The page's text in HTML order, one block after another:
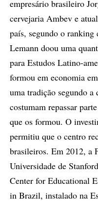
empresário brasileiro
cervejaria Ambev e
país, segundo o ranking
Lemann doou uma
para Estudos Latino-
formou em economia
uma tradição segundo a
costumam repassar
que os formou. O
permitiu que o centro
brasileiros. Em 2012, a
Universidade de
Center for Educational
in Brazil, instalado na